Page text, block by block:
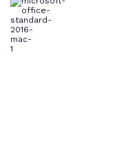
war:
159,99 €
ist:
99,99 €.